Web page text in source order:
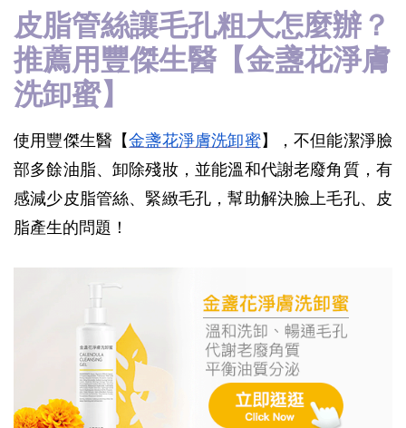
皮脂管絲讓毛孔粗大怎麼辦？
推薦用豐傑生醫【金盞花淨膚
洗卸蜜】
使用豐傑生醫【金盞花淨膚洗卸蜜】，不但能潔淨臉
部多餘油脂、卸除殘妝，並能溫和代謝老廢角質，有
感減少皮脂管絲、緊緻毛孔，幫助解決臉上毛孔、皮
脂產生的問題！